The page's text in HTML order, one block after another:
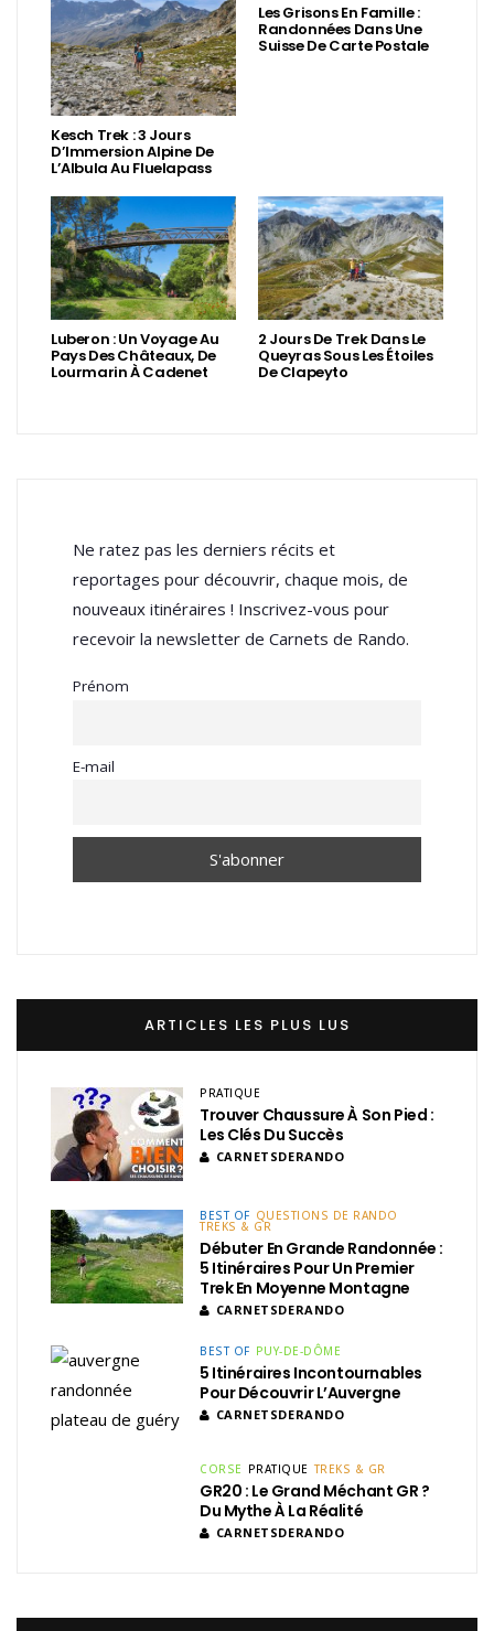
Kesch Trek : 3 Jours
D’Immersion Alpine De
L’Albula Au Fluelapass
Les Grisons En Famille :
Randonnées Dans Une
Suisse De Carte Postale
Luberon : Un Voyage Au
Pays Des Châteaux, De
Lourmarin À Cadenet
2 Jours De Trek Dans Le
Queyras Sous Les Étoiles
De Clapeyto
Ne ratez pas les derniers récits et
reportages pour découvrir, chaque mois, de
nouveaux itinéraires ! Inscrivez-vous pour
recevoir la newsletter de Carnets de Rando.
Prénom
E-mail
ARTICLES LES PLUS LUS
PRATIQUE
Trouver Chaussure À Son Pied :
Les Clés Du Succès
CARNETSDERANDO
BEST OF QUESTIONS DE RANDO
TREKS & GR
Débuter En Grande Randonnée :
5 Itinéraires Pour Un Premier
Trek En Moyenne Montagne
CARNETSDERANDO
BEST OF PUY-DE-DÔME
5 Itinéraires Incontournables
Pour Découvrir L’Auvergne
CARNETSDERANDO
CORSE PRATIQUE TREKS & GR
GR20 : Le Grand Méchant GR ?
Du Mythe À La Réalité
CARNETSDERANDO